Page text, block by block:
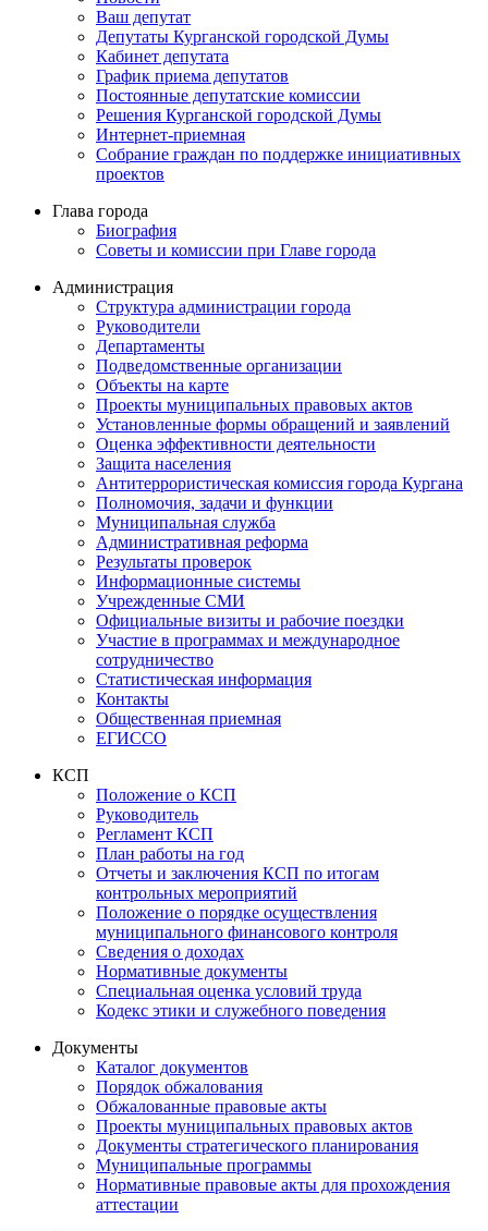
Ваш депутат
Депутаты Курганской городской Думы
Кабинет депутата
График приема депутатов
Постоянные депутатские комиссии
Решения Курганской городской Думы
Интернет-приемная
Собрание граждан по поддержке инициативных
проектов
Глава города
Биография
Советы и комиссии при Главе города
Администрация
Структура администрации города
Руководители
Департаменты
Подведомственные организации
Объекты на карте
Проекты муниципальных правовых актов
Установленные формы обращений и заявлений
Оценка эффективности деятельности
Защита населения
Антитеррористическая комиссия города Кургана
Полномочия, задачи и функции
Муниципальная служба
Административная реформа
Результаты проверок
Информационные системы
Учрежденные СМИ
Официальные визиты и рабочие поездки
Участие в программах и международное
сотрудничество
Статистическая информация
Контакты
Общественная приемная
ЕГИССО
КСП
Положение о КСП
Руководитель
Регламент КСП
План работы на год
Отчеты и заключения КСП по итогам
контрольных мероприятий
Положение о порядке осуществления
муниципального финансового контроля
Сведения о доходах
Нормативные документы
Специальная оценка условий труда
Кодекс этики и служебного поведения
Документы
Каталог документов
Порядок обжалования
Обжалованные правовые акты
Проекты муниципальных правовых актов
Документы стратегического планирования
Муниципальные программы
Нормативные правовые акты для прохождения
аттестации